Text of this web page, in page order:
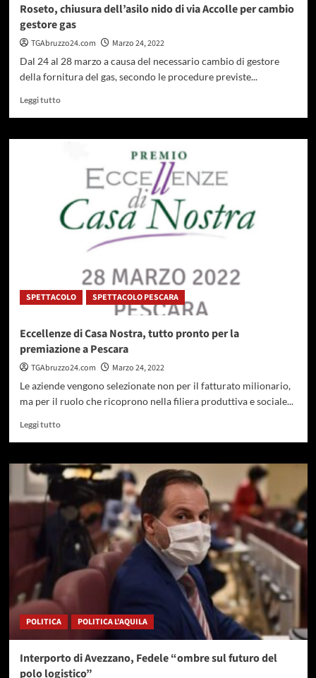
Roseto, chiusura dell’asilo nido di via Accolle per cambio
gestore gas
TGAbruzzo24.com
Marzo 24, 2022
Dal 24 al 28 marzo a causa del necessario cambio di gestore
della fornitura del gas, secondo le procedure previste...
Leggi tuttoLeggi
su
dell’asilo
di
via
Accolle
gestore
SPETTACOLO SPETTACOLO PESCARA
Eccellenze di Casa Nostra, tutto pronto per la
premiazione a Pescara
TGAbruzzo24.com
Marzo 24, 2022
Le aziende vengono selezionate non per il fatturato milionario,
ma per il ruolo che ricoprono nella filiera produttiva e sociale...
Leggi tuttoLeggi
su
Eccellenze
Casa
Nostra,
pronto
POLITICA POLITICA L'AQUILA
Interporto di Avezzano, Fedele “ombre sul futuro del
polo logistico”